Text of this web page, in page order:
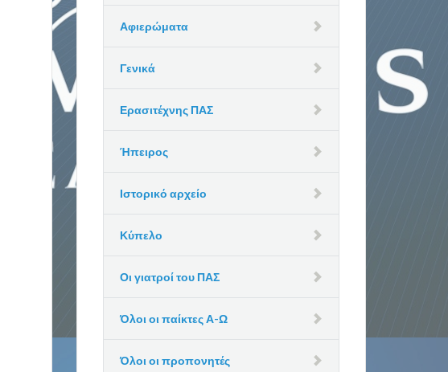
Αφιερώματα
Γενικά
Ερασιτέχνης ΠΑΣ
Ήπειρος
Ιστορικό αρχείο
Κύπελο
Οι γιατροί του ΠΑΣ
Όλοι οι παίκτες Α-Ω
Όλοι οι προπονητές